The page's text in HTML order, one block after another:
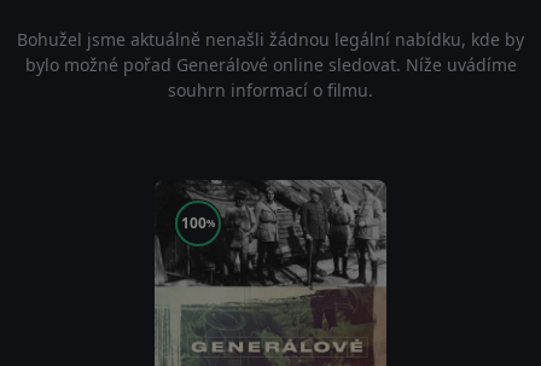
Bohužel jsme aktuálně nenašli žádnou legální nabídku, kde by
bylo možné pořad Generálové online sledovat. Níže uvádíme
souhrn informací o filmu.
100%